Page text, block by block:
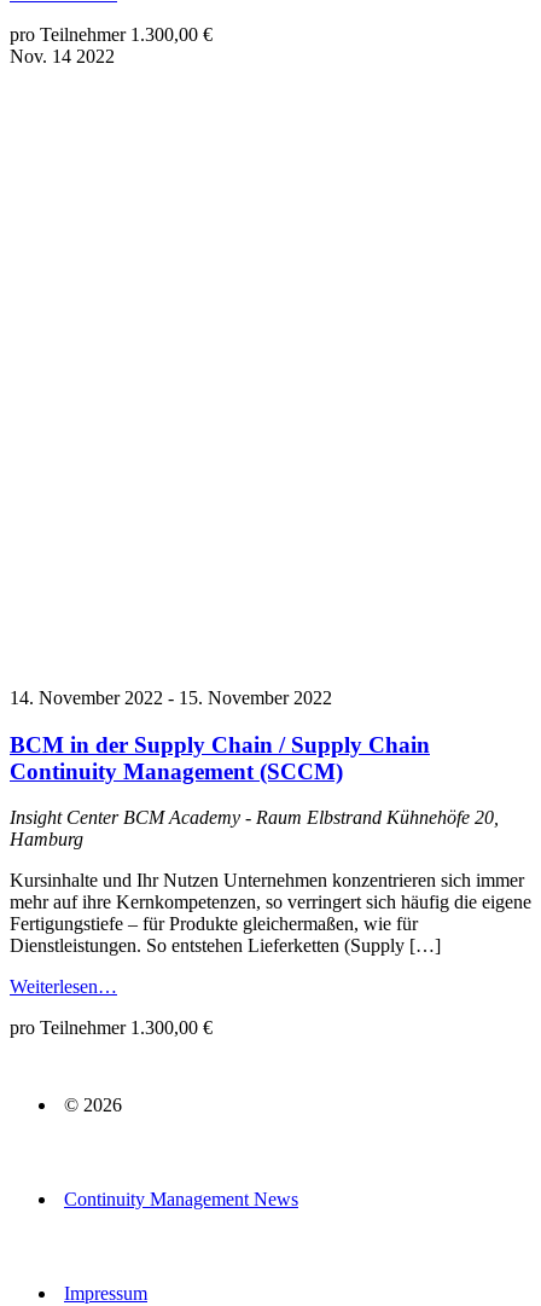
pro Teilnehmer 1.300,00 €
Nov. 14 2022
14. November 2022 - 15. November 2022
BCM in der Supply Chain / Supply Chain
Continuity Management (SCCM)
Insight Center BCM Academy - Raum Elbstrand Kühnehöfe 20,
Hamburg
Kursinhalte und Ihr Nutzen Unternehmen konzentrieren sich immer
mehr auf ihre Kernkompetenzen, so verringert sich häufig die eigene
Fertigungstiefe – für Produkte gleichermaßen, wie für
Dienstleistungen. So entstehen Lieferketten (Supply […]
Weiterlesen…
pro Teilnehmer 1.300,00 €
© 2026
Continuity Management News
Impressum